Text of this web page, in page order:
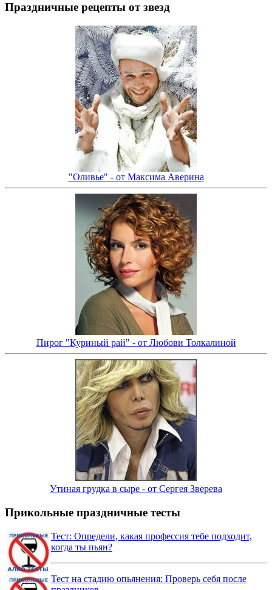
Праздничные рецепты от звезд
"Оливье" - от Максима Аверина
Пирог "Куриный рай" - от Любови Толкалиной
Утиная грудка в сыре - от Сергея Зверева
Прикольные праздничные тесты
Тест: Определи, какая профессия тебе подходит,
когда ты пьян?
Тест на стадию опьянения: Проверь себя после